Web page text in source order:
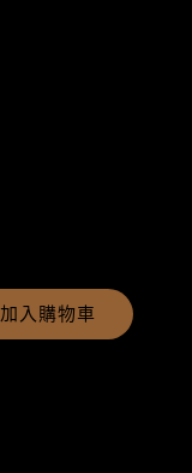
加入購物車